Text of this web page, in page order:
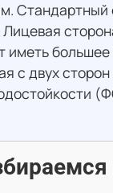
Лицевая
с двух